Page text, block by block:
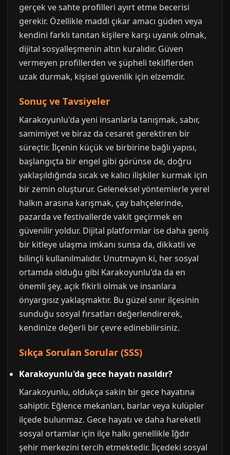
gerçek ve sahte profilleri ayırt etme becerisi
gerekir. Özellikle maddi çıkar amacı güden veya
kendini farklı tanıtan kişilere karşı uyanık olmak,
dijital sosyalleşmenin altın kuralıdır. Güven
vermeyen profillerden ve şüpheli tekliflerden
uzak durmak, kişisel güvenlik için elzemdir.
Sonuç ve Tavsiyeler
Karakoyunlu'da yeni insanlarla tanışmak, sabır,
samimiyet ve biraz da cesaret gerektiren bir
süreçtir. İlçenin küçük ve birbirine bağlı yapısı,
başlangıçta bir engel gibi görünse de, doğru
yaklaşıldığında sıcak ve kalıcı ilişkiler kurmak için
bir zemin oluşturur. Geleneksel yöntemlerle yerel
halkın arasına karışmak, çay bahçelerinde,
pazarda ve festivallerde vakit geçirmek en
güvenilir yoldur. Dijital platformlar ise daha geniş
bir kitleye ulaşma imkanı sunsa da, dikkatli ve
bilinçli kullanılmalıdır. Unutmayın ki, her sosyal
ortamda olduğu gibi Karakoyunlu'da da en
önemli şey, açık fikirli olmak ve insanlara
önyargısız yaklaşmaktır. Bu güzel sınır ilçesinin
sunduğu sosyal fırsatları değerlendirerek,
kendinize değerli bir çevre edinebilirsiniz.
Sıkça Sorulan Sorular (SSS)
Karakoyunlu'da gece hayatı nasıldır?
Karakoyunlu, oldukça sakin bir gece hayatına
sahiptir. Eğlence mekanları, barlar veya kulüpler
ilçede bulunmaz. Gece hayatı ve daha hareketli
sosyal ortamlar için ilçe halkı genellikle Iğdır
şehir merkezini tercih etmektedir. İlçedeki sosyal